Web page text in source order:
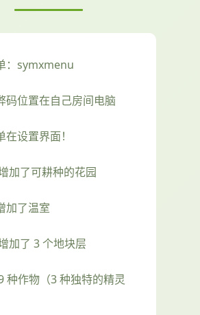
：symxmenu
码位置在自己房间电脑
设置界面！
加了可耕种的花园
加了温室
加了 3 个地块层
种作物（3 种独特的精灵